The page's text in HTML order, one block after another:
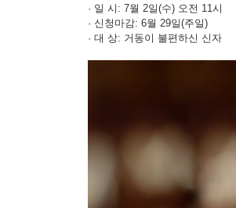
· 일 시: 7월 2일(수) 오전 11시
· 신청마감: 6월 29일(주일)
· 대 상: 거동이 불편하신 신자